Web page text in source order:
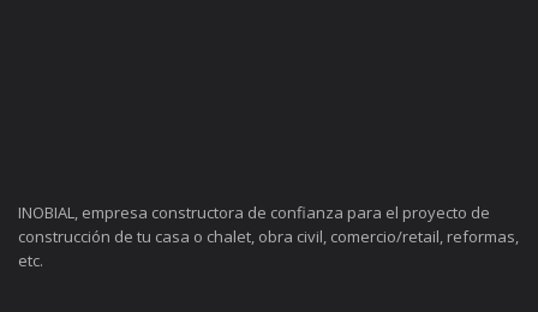
INOBIAL, empresa constructora de confianza para el proyecto de
construcción de tu casa o chalet, obra civil, comercio/retail, reformas,
etc.